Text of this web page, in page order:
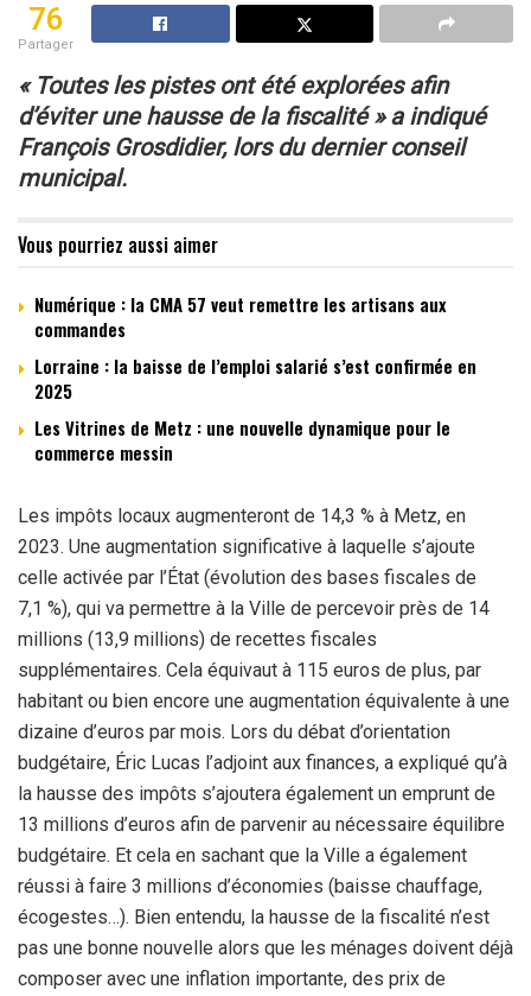
76
Partager
« Toutes les pistes ont été explorées afin
d’éviter une hausse de la fiscalité » a indiqué
François Grosdidier, lors du dernier conseil
municipal.
Vous pourriez aussi aimer
Numérique : la CMA 57 veut remettre les artisans aux
commandes
Lorraine : la baisse de l’emploi salarié s’est confirmée en
2025
Les Vitrines de Metz : une nouvelle dynamique pour le
commerce messin
Les impôts locaux augmenteront de 14,3 % à Metz, en
2023. Une augmentation significative à laquelle s’ajoute
celle activée par l’État (évolution des bases fiscales de
7,1 %), qui va permettre à la Ville de percevoir près de 14
millions (13,9 millions) de recettes fiscales
supplémentaires. Cela équivaut à 115 euros de plus, par
habitant ou bien encore une augmentation équivalente à une
dizaine d’euros par mois. Lors du débat d’orientation
budgétaire, Éric Lucas l’adjoint aux finances, a expliqué qu’à
la hausse des impôts s’ajoutera également un emprunt de
13 millions d’euros afin de parvenir au nécessaire équilibre
budgétaire. Et cela en sachant que la Ville a également
réussi à faire 3 millions d’économies (baisse chauffage,
écogestes…). Bien entendu, la hausse de la fiscalité n’est
pas une bonne nouvelle alors que les ménages doivent déjà
composer avec une inflation importante, des prix de